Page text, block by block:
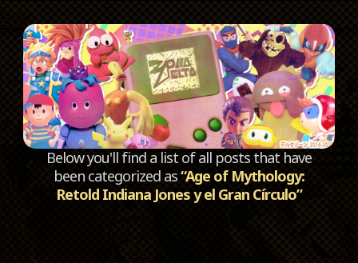
Below you'll find a list of all posts that have
been categorized as“Age of Mythology:
Retold Indiana Jones y el Gran Círculo”